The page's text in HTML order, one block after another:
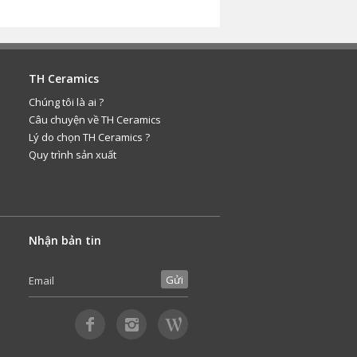
TH Ceramics
Chúng tôi là ai ?
Câu chuyện về TH Ceramics
Lý do chọn TH Ceramics ?
Quy trình sản xuất
Nhận bản tin